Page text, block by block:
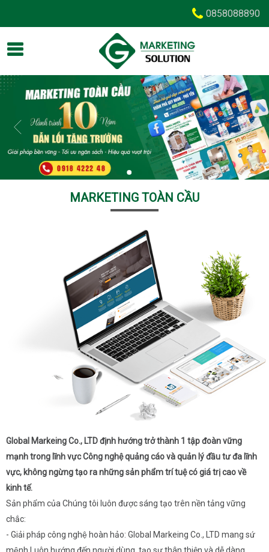
0858088890
MARKETING TOÀN CẦU
Global Markeing Co., LTD định hướng trở thành 1 tập đoàn vững
mạnh trong lĩnh vực Công nghệ quảng cáo và quản lý đầu tư đa lĩnh
vực, không ngừng tạo ra những sản phẩm trí tuệ có giá trị cao về
kinh tế.
Sản phẩm của Chúng tôi luôn được sáng tạo trên nền tảng vững
chắc:
- Giải pháp công nghệ hoàn hảo: Global Markeing Co., LTD mang sứ